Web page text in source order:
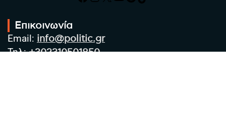
Επικοινωνία
Email: info@politic.gr
Τηλ:+302310501850